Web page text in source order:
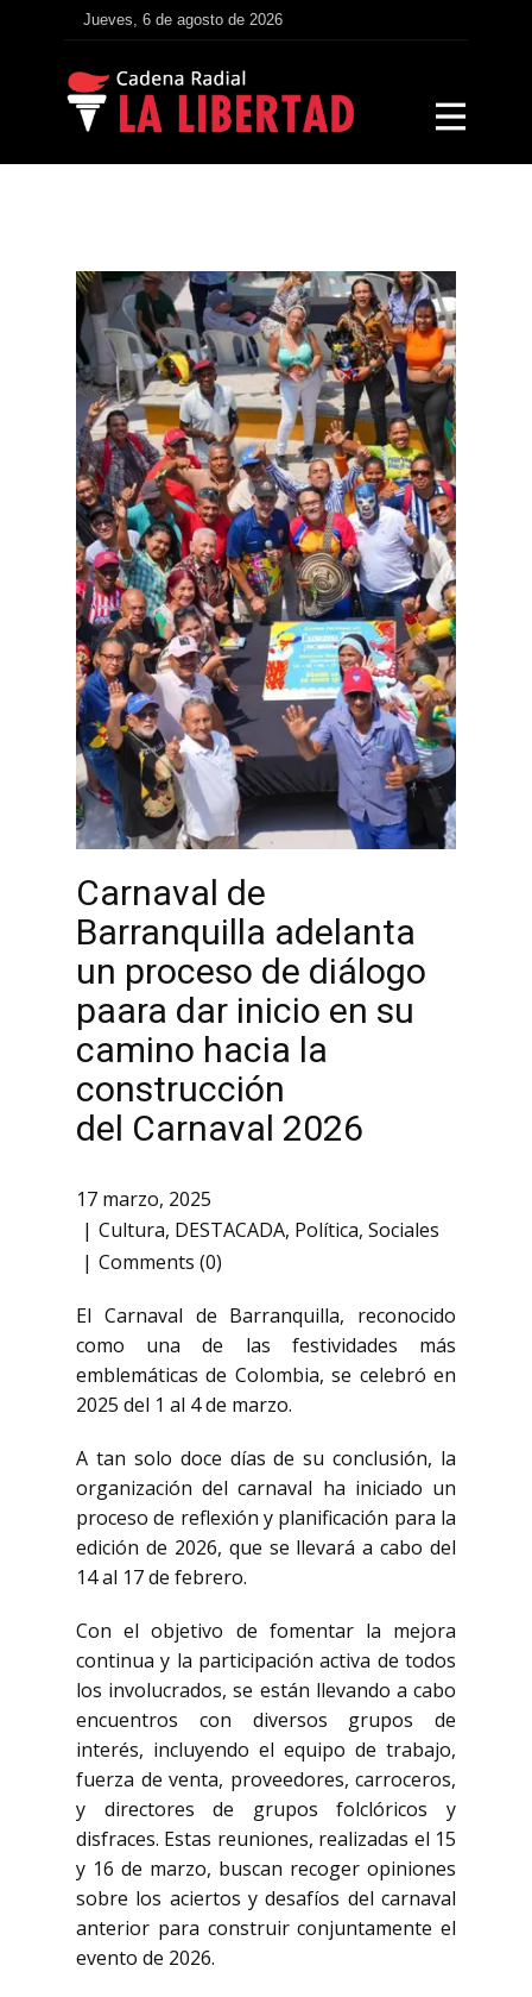
Jueves, 6 de agosto de 2026
Carnaval de
Barranquilla adelanta
un proceso de diálogo
paara dar inicio en su
camino hacia la
construcción
del Carnaval 2026
17 marzo, 2025
Cultura, DESTACADA, Política, Sociales
Comments (0)
El Carnaval de Barranquilla, reconocido
como una de las festividades más
emblemáticas de Colombia, se celebró en
2025 del 1 al 4 de marzo.
A tan solo doce días de su conclusión, la
organización del carnaval ha iniciado un
proceso de reflexión y planificación para la
edición de 2026, que se llevará a cabo del
14 al 17 de febrero.
Con el objetivo de fomentar la mejora
continua y la participación activa de todos
los involucrados, se están llevando a cabo
encuentros con diversos grupos de
interés, incluyendo el equipo de trabajo,
fuerza de venta, proveedores, carroceros,
y directores de grupos folclóricos y
disfraces. Estas reuniones, realizadas el 15
y 16 de marzo, buscan recoger opiniones
sobre los aciertos y desafíos del carnaval
anterior para construir conjuntamente el
evento de 2026.